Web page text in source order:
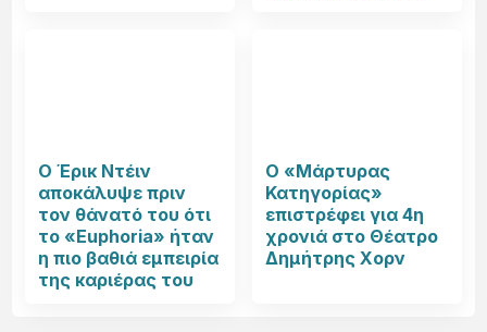
Ο Έρικ Ντέιν
αποκάλυψε πριν
τον θάνατό του ότι
το «Euphoria» ήταν
η πιο βαθιά εμπειρία
της καριέρας του
Ο «Μάρτυρας
Κατηγορίας»
επιστρέφει για 4η
χρονιά στο Θέατρο
Δημήτρης Χορν